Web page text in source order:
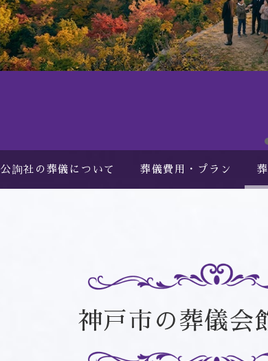
公詢社の葬儀について 葬儀費用・プラン
神戸市の葬儀会